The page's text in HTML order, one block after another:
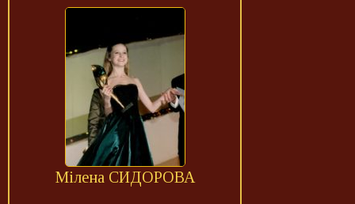
Мілена СИДОРОВА